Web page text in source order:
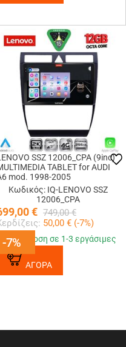
-7%
SSZ 12006_CPA (9inc)
TABLET for AUDI
mod. 1998-2005
Κωδικός: IQ-LENOVO SSZ
12006_CPA
€ 749,00 €
50,00 € (-7%)
-7%
Παράδοση σε 1-3 εργάσιμες
ΑΓΟΡΑ